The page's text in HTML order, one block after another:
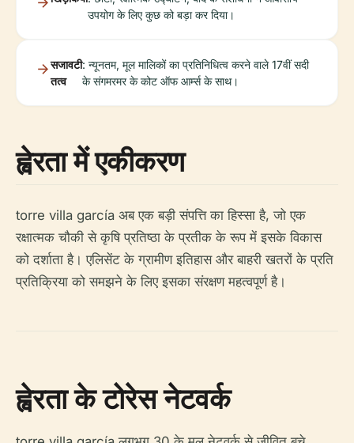
उपयोग के लिए कुछ को बड़ा कर दिया।
सजावटी
तत्व
: न्यूनतम, मूल मालिकों का प्रतिनिधित्व करने वाले 17वीं सदी
के संगमरमर के कोट ऑफ आर्म्स के साथ।
ह्वेरता में एकीकरण
torre villa garcía अब एक बड़ी संपत्ति का हिस्सा है, जो एक
रक्षात्मक चौकी से कृषि प्रतिष्ठा के प्रतीक के रूप में इसके विकास
को दर्शाता है। एलिसेंट के ग्रामीण इतिहास और बाहरी खतरों के प्रति
प्रतिक्रिया को समझने के लिए इसका संरक्षण महत्वपूर्ण है।
ह्वेरता के टोरेस नेटवर्क